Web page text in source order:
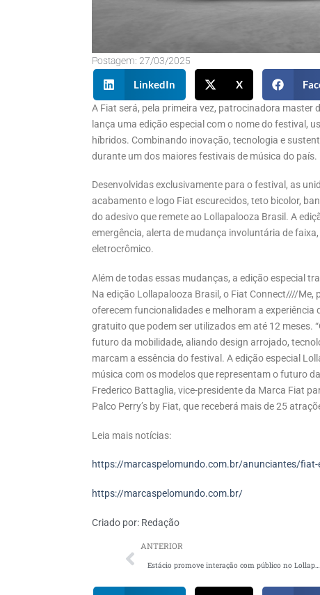
Postagem: 27/03/2025
LinkedIn X
A Fiat será, pela primeira vez, patrocinadora master
lança uma edição especial com o nome do festival,
híbridos. Combinando inovação, tecnologia e
durante um dos maiores festivais de música do país.
Desenvolvidas exclusivamente para o festival, as
acabamento e logo Fiat escurecidos, teto bicolor,
do adesivo que remete ao Lollapalooza Brasil. A
emergência, alerta de mudança involuntária de
eletrocrômico.
Além de todas essas mudanças, a edição especial
Na edição Lollapalooza Brasil, o Fiat Connect////
oferecem funcionalidades e melhoram a
gratuito que podem ser utilizados em até 12 meses.
futuro da mobilidade, aliando design arrojado,
marcam a essência do festival. A edição especial
música com os modelos que representam o futuro
Frederico Battaglia, vice-presidente da Marca Fiat
Palco Perry’s by Fiat, que receberá mais de 25
Leia mais notícias:
https://marcaspelomundo.com.br/anunciantes/
https://marcaspelomundo.com.br/
Criado por: Redação
ANTERIOR
Estácio promove interação com público no Lollapalooza Brasil 2025